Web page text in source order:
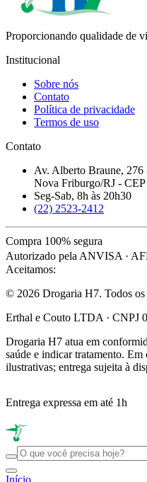
Proporcionando qualidade de
Institucional
Sobre nós
Contato
Política de privacidade
Termos de uso
Contato
Av. Alberto Braune, 276
Nova Friburgo/RJ - CEP
Seg-Sab, 8h às 20h30
(22) 2523-2412
Compra 100% segura
Autorizado pela ANVISA ·
Aceitamos:
© 2026 Drogaria H7. Todos os
Erthal e Couto LTDA · CNPJ
Drogaria H7 atua em
saúde e indicar tratamento.
ilustrativas; entrega sujeita à
Entrega expressa em até 1h
Início